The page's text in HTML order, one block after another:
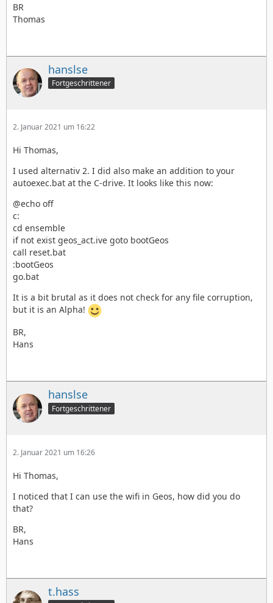
BR
Thomas
hanslse
Fortgeschrittener
2. Januar 2021 um 16:22
Hi Thomas,
I used alternativ 2. I did also make an addition to your
autoexec.bat at the C-drive. It looks like this now:
@echo off
c:
cd ensemble
if not exist geos_act.ive goto bootGeos
call reset.bat
:bootGeos
go.bat
It is a bit brutal as it does not check for any file corruption,
but it is an Alpha!
BR,
Hans
hanslse
Fortgeschrittener
2. Januar 2021 um 16:26
Hi Thomas,
I noticed that I can use the wifi in Geos, how did you do
that?
BR,
Hans
t.hass